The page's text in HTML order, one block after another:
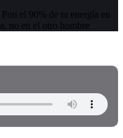
el 90% de tu energía en
no en el otro hombre